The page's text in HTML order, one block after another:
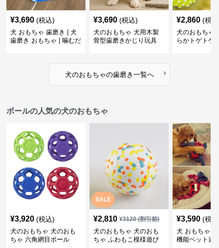
¥3,690 (税込)
犬 おもちゃ 歯磨き | 犬
歯磨き おもちゃ | 噛むだ
¥3,690 (税込)
犬のおもちゃ 犬用木製
骨型歯磨きかじり玩具
¥2,860 (税
犬のおもちゃ
らかトゲトゲ
犬のおもちゃの歯磨き一覧へ ›
ボールの人気の犬のおもちゃ
¥3,920 (税込)
犬のおもちゃ 犬のおも
ちゃ 六角網目ボール
SALE
¥2,810 ¥3120(割引前)
犬のおもちゃ 犬のおも
ちゃ ふわもこ模様遊び
¥3,590 (税
犬 おもちゃ
機能ペット遊